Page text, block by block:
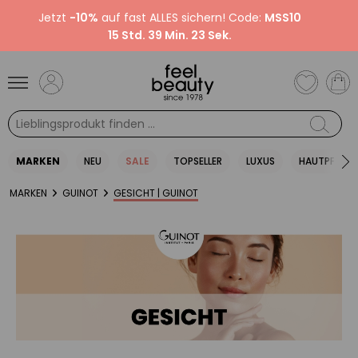
Jetzt -10% auf fast ALLES sichern! Code: MSS10
15 Std. 39 Min. 22 Sek.
MARKEN NEU SALE TOPSELLER LUXUS HAUTPFLEGE
MARKEN GUINOT GESICHT | GUINOT